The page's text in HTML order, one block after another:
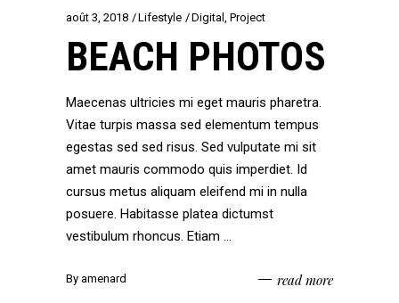
août 3, 2018 Lifestyle Digital Project
BEACH PHOTOS
Maecenas ultricies mi eget mauris pharetra.
Vitae turpis massa sed elementum tempus
egestas sed sed risus. Sed vulputate mi sit
amet mauris commodo quis imperdiet. Id
cursus metus aliquam eleifend mi in nulla
posuere. Habitasse platea dictumst
vestibulum rhoncus. Etiam
By amenard read more